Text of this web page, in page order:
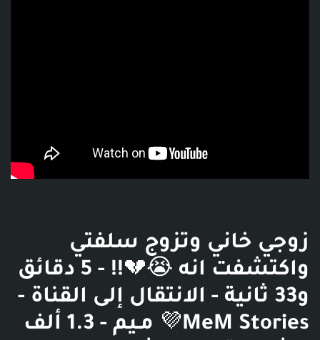
زوجي خاني وتزوج سلفتي
واكتشفت انه 😭💔!! - 5 دقائق
و33 ثانية - الانتقال إلى القناة -
MeM Stories💜 مـيم - 1.3 ألف